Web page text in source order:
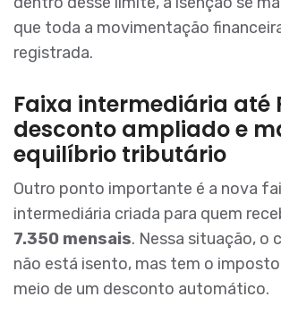
que toda a movimentação
registrada.
Faixa intermediária até
desconto ampliado e
equilíbrio tributário
Outro ponto importante é a nova
intermediária criada para quem
7.350 mensais. Nessa situação, o
não está isento, mas tem o
meio de um desconto automático.